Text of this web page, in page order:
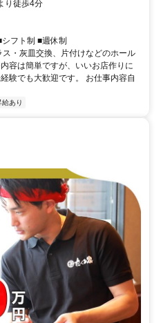
い」そんな方にもピッタリな環境
より徒歩4分
フト制 ■週休制
・灰皿交換、片付けなどのホール
容は簡単ですが、いいお店作りに
験でも大歓迎です。 お仕事内容自
給あり